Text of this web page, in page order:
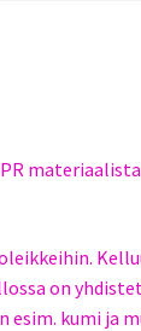
on
kumi ja